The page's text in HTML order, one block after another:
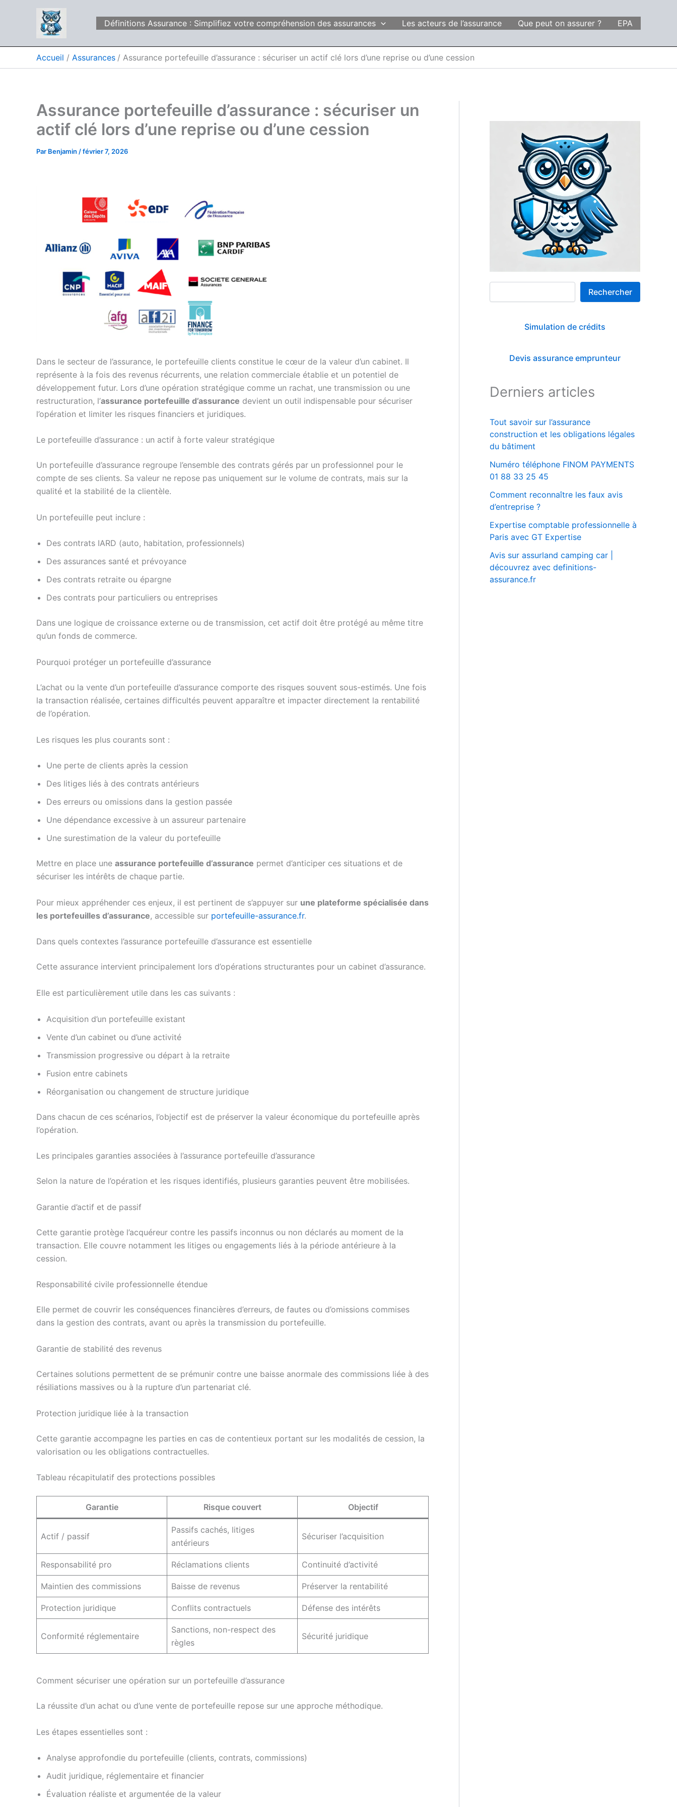
Définitions Assurance : Simplifiez votre compréhension des assurances Les acteurs de l’assurance Que peut on assurer ? EPA
Accueil Assurances Assurance portefeuille d’assurance : sécuriser un actif clé lors d’une reprise ou d’une cession
Assurance portefeuille d’assurance : sécuriser un
actif clé lors d’une reprise ou d’une cession
Par Benjamin /février 7, 2026
Dans le secteur de l’assurance, le portefeuille clients constitue le cœur de la valeur d’un cabinet. Il
représente à la fois des revenus récurrents, une relation commerciale établie et un potentiel de
développement futur. Lors d’une opération stratégique comme un rachat, une transmission ou une
restructuration, l’assurance portefeuille d’assurance devient un outil indispensable pour sécuriser
l’opération et limiter les risques financiers et juridiques.
Le portefeuille d’assurance : un actif à forte valeur stratégique
Un portefeuille d’assurance regroupe l’ensemble des contrats gérés par un professionnel pour le
compte de ses clients. Sa valeur ne repose pas uniquement sur le volume de contrats, mais sur la
qualité et la stabilité de la clientèle.
Un portefeuille peut inclure :
Des contrats IARD (auto, habitation, professionnels)
Des assurances santé et prévoyance
Des contrats retraite ou épargne
Des contrats pour particuliers ou entreprises
Dans une logique de croissance externe ou de transmission, cet actif doit être protégé au même titre
qu’un fonds de commerce.
Pourquoi protéger un portefeuille d’assurance
L’achat ou la vente d’un portefeuille d’assurance comporte des risques souvent sous-estimés. Une fois
la transaction réalisée, certaines difficultés peuvent apparaître et impacter directement la rentabilité
de l’opération.
Les risques les plus courants sont :
Une perte de clients après la cession
Des litiges liés à des contrats antérieurs
Des erreurs ou omissions dans la gestion passée
Une dépendance excessive à un assureur partenaire
Une surestimation de la valeur du portefeuille
Mettre en place une assurance portefeuille d’assurance permet d’anticiper ces situations et de
sécuriser les intérêts de chaque partie.
Pour mieux appréhender ces enjeux, il est pertinent de s’appuyer sur une plateforme spécialisée dans
les portefeuilles d’assurance, accessible sur portefeuille-assurance.fr.
Dans quels contextes l’assurance portefeuille d’assurance est essentielle
Cette assurance intervient principalement lors d’opérations structurantes pour un cabinet d’assurance.
Elle est particulièrement utile dans les cas suivants :
Acquisition d’un portefeuille existant
Vente d’un cabinet ou d’une activité
Transmission progressive ou départ à la retraite
Fusion entre cabinets
Réorganisation ou changement de structure juridique
Dans chacun de ces scénarios, l’objectif est de préserver la valeur économique du portefeuille après
l’opération.
Les principales garanties associées à l’assurance portefeuille d’assurance
Selon la nature de l’opération et les risques identifiés, plusieurs garanties peuvent être mobilisées.
Garantie d’actif et de passif
Cette garantie protège l’acquéreur contre les passifs inconnus ou non déclarés au moment de la
transaction. Elle couvre notamment les litiges ou engagements liés à la période antérieure à la
cession.
Responsabilité civile professionnelle étendue
Elle permet de couvrir les conséquences financières d’erreurs, de fautes ou d’omissions commises
dans la gestion des contrats, avant ou après la transmission du portefeuille.
Garantie de stabilité des revenus
Certaines solutions permettent de se prémunir contre une baisse anormale des commissions liée à des
résiliations massives ou à la rupture d’un partenariat clé.
Protection juridique liée à la transaction
Cette garantie accompagne les parties en cas de contentieux portant sur les modalités de cession, la
valorisation ou les obligations contractuelles.
Tableau récapitulatif des protections possibles
Garantie Risque couvert Objectif
Actif / passif
Passifs cachés, litiges
antérieurs
Sécuriser l’acquisition
Responsabilité pro Réclamations clients Continuité d’activité
Maintien des commissions Baisse de revenus Préserver la rentabilité
Protection juridique Conflits contractuels Défense des intérêts
Conformité réglementaire
Sanctions, non-respect des
règles
Sécurité juridique
Comment sécuriser une opération sur un portefeuille d’assurance
La réussite d’un achat ou d’une vente de portefeuille repose sur une approche méthodique.
Les étapes essentielles sont :
Analyse approfondie du portefeuille (clients, contrats, commissions)
Audit juridique, réglementaire et financier
Évaluation réaliste et argumentée de la valeur
Rechercher
Rechercher
Simulation de crédits
Devis assurance emprunteur
Derniers articles
Tout savoir sur l’assurance
construction et les obligations légales
du bâtiment
Numéro téléphone FINOM PAYMENTS
01 88 33 25 45
Comment reconnaître les faux avis
d’entreprise ?
Expertise comptable professionnelle à
Paris avec GT Expertise
Avis sur assurland camping car |
découvrez avec definitions-
assurance.fr